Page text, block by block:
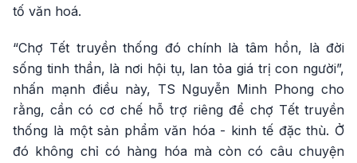
tố văn hoá.
“Chợ Tết truyền thống đó chính là tâm hồn, là đời
sống tinh thần, là nơi hội tụ, lan tỏa giá trị con người”,
nhấn mạnh điều này, TS Nguyễn Minh Phong cho
rằng, cần có cơ chế hỗ trợ riêng để chợ Tết truyền
thống là một sản phẩm văn hóa - kinh tế đặc thù. Ở
đó không chỉ có hàng hóa mà còn có câu chuyện